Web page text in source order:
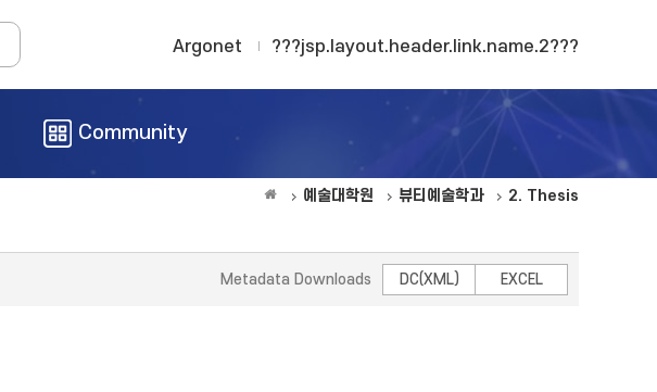
Argonet ???jsp.layout.header.link.name.2???
Community
예술대학원 뷰티예술학과 2. Thesis
Metadata Downloads DC(XML) EXCEL